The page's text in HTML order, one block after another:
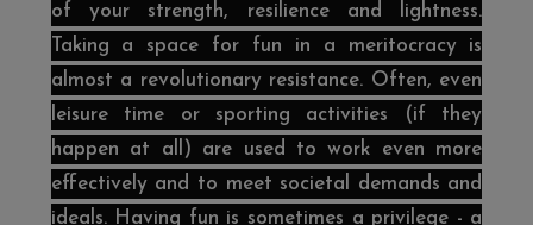
of your strength, resilience and lightness.
Taking a space for fun in a meritocracy is
almost a revolutionary resistance. Often, even
leisure time or sporting activities (if they
happen at all) are used to work even more
effectively and to meet societal demands and
ideals. Having fun is sometimes a privilege - a